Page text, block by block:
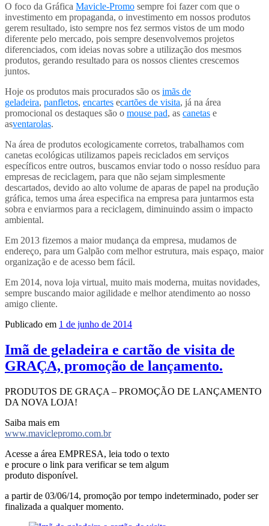
O foco da Gráfica Mavicle-Promo sempre foi fazer com que o
investimento em propaganda, o investimento em nossos produtos
gerem resultado, isto sempre nos fez sermos vistos de um modo
diferente pelo mercado, pois sempre desenvolvemos projetos
diferenciados, com ideias novas sobre a utilização dos mesmos
produtos, gerando resultado para os nossos clientes crescemos
juntos.
Hoje os produtos mais procurados são os imãs de
geladeira, panfletos, encartes ecartões de visita, já na área
promocional os destaques são o mouse pad, as canetas e
asventarolas.
Na área de produtos ecologicamente corretos, trabalhamos com
canetas ecológicas utilizamos papeis reciclados em serviços
específicos entre outros, buscamos enviar todo o nosso resíduo para
empresas de reciclagem, para que não sejam simplesmente
descartados, devido ao alto volume de aparas de papel na produção
gráfica, temos uma área especifica na empresa para juntarmos esta
sobra e enviarmos para a reciclagem, diminuindo assim o impacto
ambiental.
Em 2013 fizemos a maior mudança da empresa, mudamos de
endereço, para um Galpão com melhor estrutura, mais espaço, maior
organização e de acesso bem fácil.
Em 2014, nova loja virtual, muito mais moderna, muitas novidades,
sempre buscando maior agilidade e melhor atendimento ao nosso
amigo cliente.
Publicado em 1 de junho de 2014
Imã de geladeira e cartão de visita de
GRAÇA, promoção de lançamento.
PRODUTOS DE GRAÇA – PROMOÇÃO DE LANÇAMENTO
DA NOVA LOJA!
Saiba mais em
www.maviclepromo.com.br
Acesse a área EMPRESA, leia todo o texto
e procure o link para verificar se tem algum
produto disponível.
a partir de 03/06/14, promoção por tempo indeterminado, poder ser
finalizada a qualquer momento.